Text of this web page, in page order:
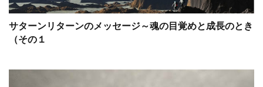
サターンリターンのメッセージ～魂の目覚めと成長のとき
（その１